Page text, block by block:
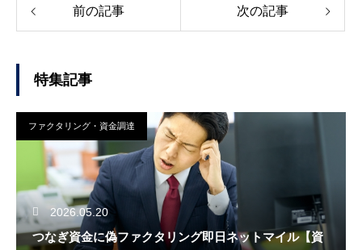
前の記事 次の記事
特集記事
ファクタリング・資金調達
2026.05.20
つなぎ資金に偽ファクタリング即日ネットマイル【資